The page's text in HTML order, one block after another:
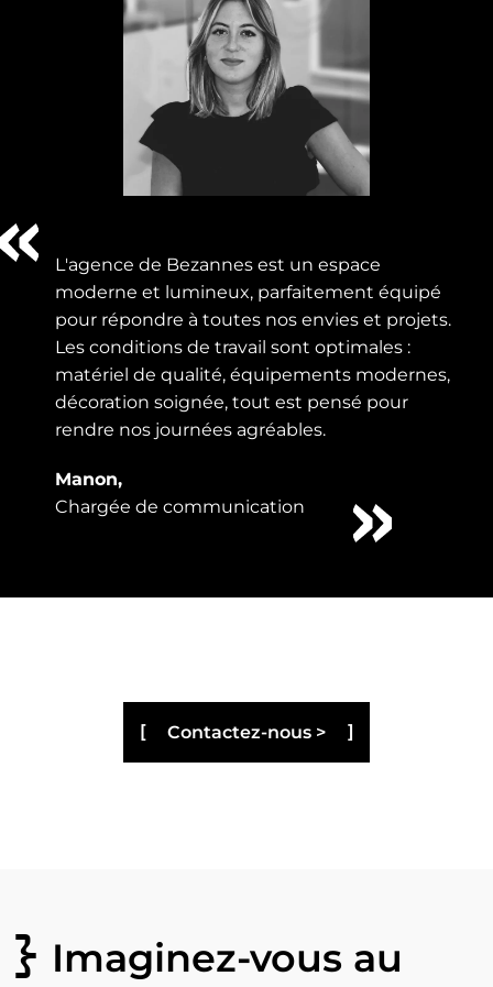
L'agence de Bezannes est un espace
moderne et lumineux, parfaitement équipé
pour répondre à toutes nos envies et projets.
Les conditions de travail sont optimales :
matériel de qualité, équipements modernes,
décoration soignée, tout est pensé pour
rendre nos journées agréables.
Manon,
Chargée de communication
Contactez-nous >
Imaginez-vous au